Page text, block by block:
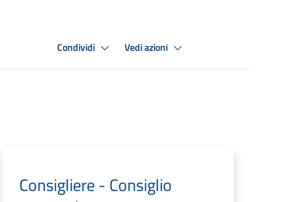
Condividi Vedi azioni
Consigliere - Consiglio